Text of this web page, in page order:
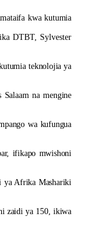
kwa kutumia
DTBT, Sylvester
teknolojia ya
na mengine
wa kufungua
ifikapo mwishoni
ya Afrika Mashariki
zaidi ya 150, ikiwa